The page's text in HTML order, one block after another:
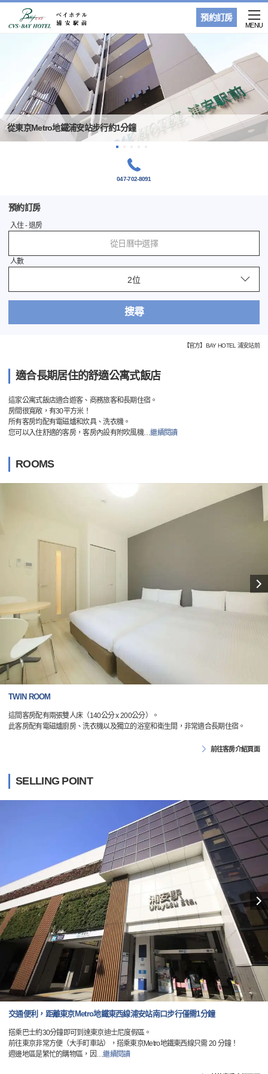
預約訂房
MENU
從東京Metro地鐵浦安站步行約1分鐘
047-702-8091
預約訂房
入住 - 退房
從日曆中選擇
人數
搜尋
【官方】BAY HOTEL 浦安站前
適合長期居住的舒適公寓式飯店
這家公寓式飯店適合遊客、商務旅客和長期住宿。
房間很寬敞，有30平方米！
所有客房均配有電磁爐和炊具、洗衣機。
您可以入住舒適的客房，客房內設有附吹風機…繼續閱讀
ROOMS
TWIN ROOM
這間客房配有兩張雙人床（140公分 x 200公分）。
此客房配有電磁爐廚房、洗衣機以及獨立的浴室和衛生間，非常適合長期住宿。
前往客房介紹頁面
SELLING POINT
交通便利，距離東京Metro地鐵東西線浦安站南口步行僅需1分鐘
搭乘巴士約30分鐘即可到達東京迪士尼度假區。
前往東京非常方便（大手町車站），搭乘東京Metro地鐵東西線只需 20 分鐘！
週邊地區是繁忙的購物區，因…繼續閱讀